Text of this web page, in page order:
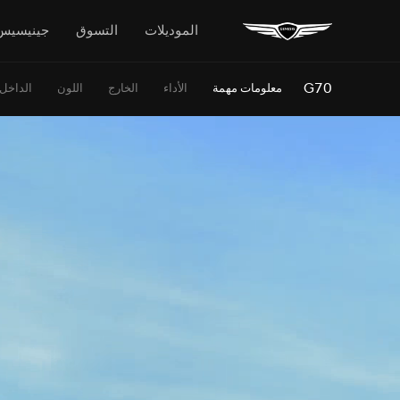
الموديلات التسوق
G70 معلومات مهمة الأداء الخارج اللون الداخل